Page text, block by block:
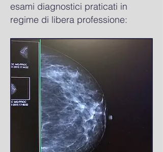
esami diagnostici praticati in
regime di libera professione: